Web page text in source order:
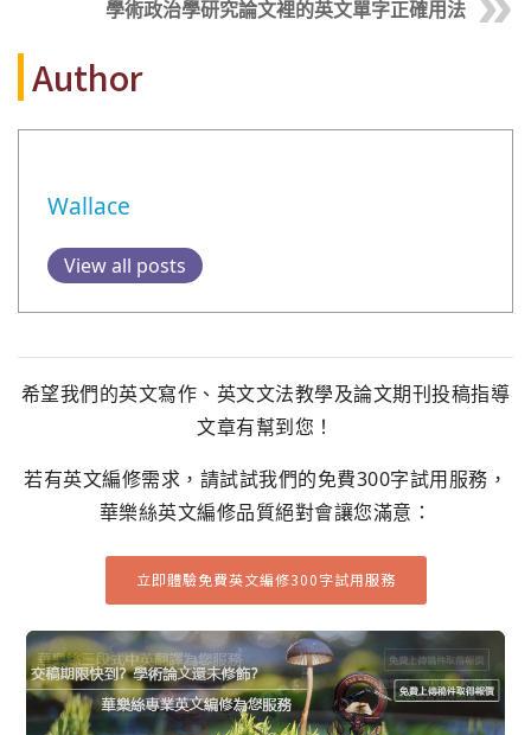
學術政治學研究論文裡的英文單字正確用法
Author
Wallace
View all posts
希望我們的英文寫作、英文文法教學及論文期刊投稿指導
文章有幫到您！
若有英文編修需求，請試試我們的免費300字試用服務，
華樂絲英文編修品質絕對會讓您滿意：
立即體驗免費英文編修300字試用服務